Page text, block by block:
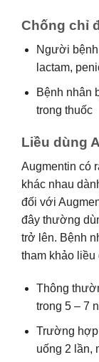
Chống chỉ
Người
lactam,
Bệnh nhân
trong thuốc
Liều dùng
Augmentin có
khác nhau
đối với
đây thường
trở lên. Bệnh
tham khảo liều
Thông
trong 5 – 7
Trường hợp
uống 2 lần,